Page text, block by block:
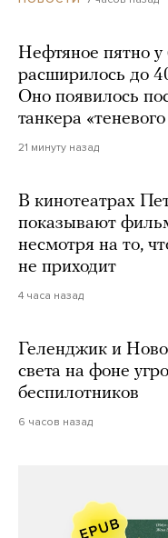
Нефтяное пятно
расширилось до
Оно появилось
танкера
21 минуту назад
В кинотеатрах
показывают
несмотря на то,
не приходит
4 часа назад
Геленджик и
света на фоне
беспилотников
6 часов назад